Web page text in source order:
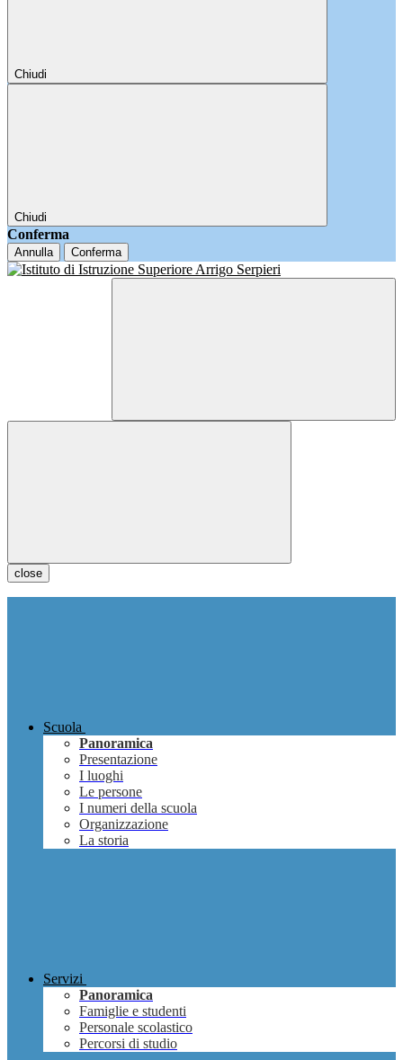
Chiudi
Chiudi
Conferma
Annulla Conferma
close
Scuola
Panoramica
Presentazione
I luoghi
Le persone
I numeri della scuola
Organizzazione
La storia
Servizi
Panoramica
Famiglie e studenti
Personale scolastico
Percorsi di studio